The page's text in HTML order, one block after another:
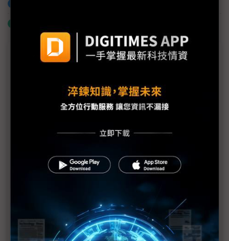
議題精選－太空運算競賽開跑
引爆太空資料中心競局
軌道AI算力
NVIDIA招兵買馬布局太空資料中心 地面電力瓶頸驅
NVIDIA攜5夥伴布局太空軌道AI資料中心 Space-1效
能超越H100